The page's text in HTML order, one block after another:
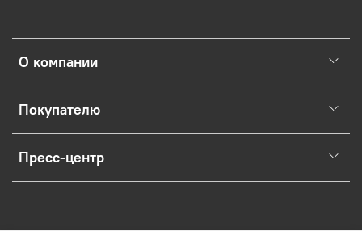
О компании
Покупателю
Пресс-центр